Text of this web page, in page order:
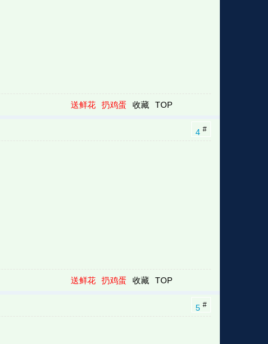
送鲜花 扔鸡蛋 收藏 TOP
4 #
送鲜花 扔鸡蛋 收藏 TOP
5 #